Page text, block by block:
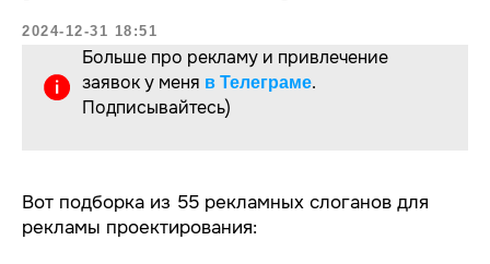
2024-12-31 18:51
Больше про рекламу и привлечение
заявок у меня в Телеграме.
Подписывайтесь)
Вот подборка из 55 рекламных слоганов для
рекламы проектирования: